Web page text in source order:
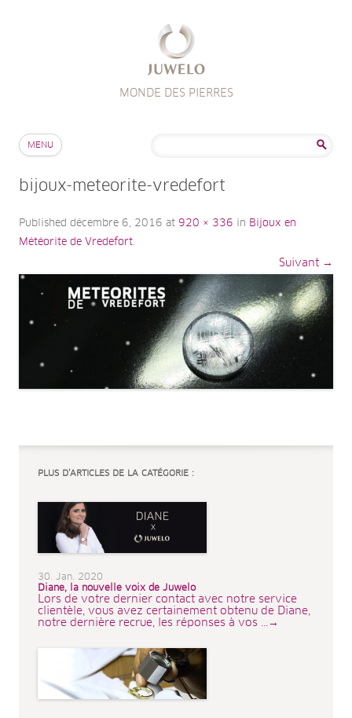
MONDE DES PIERRES
MENU
bijoux-meteorite-vredefort
Published décembre 6, 2016 at 920 × 336 in Bijoux en
Météorite de Vredefort.
Suivant →
PLUS D’ARTICLES DE LA CATÉGORIE :
30. Jan. 2020
Diane, la nouvelle voix de Juwelo
Lors de votre dernier contact avec notre service
clientèle, vous avez certainement obtenu de Diane,
notre dernière recrue, les réponses à vos ...→